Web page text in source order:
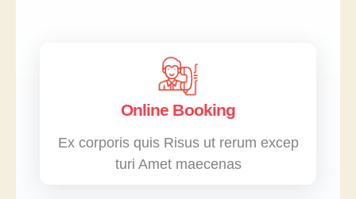
Online Booking
Ex corporis quis Risus ut rerum excep
turi Amet maecenas